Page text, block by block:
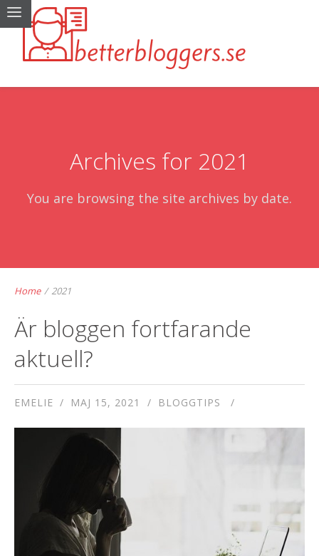
Archives for 2021
You are browsing the site archives by date.
Home / 2021
Är bloggen fortfarande
aktuell?
EMELIE MAJ 15, 2021 BLOGGTIPS